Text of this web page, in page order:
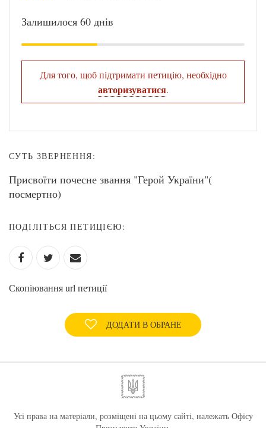
Залишилося 60 днів
Для того, щоб підтримати петицію, необхідно
авторизуватися.
СУТЬ ЗВЕРНЕННЯ:
Присвоїти почесне звання "Герой України"(
посмертно)
ПОДІЛІТЬСЯ ПЕТИЦІЄЮ:
Скопіювання url петиції
ДОДАТИ В ОБРАНЕ
Усі права на матеріали, розміщені на цьому сайті, належать Офісу